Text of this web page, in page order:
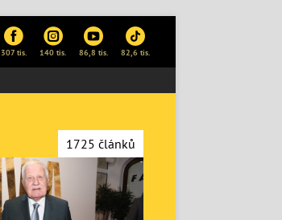
307 tis. 140 tis. 86,8 tis. 82,6 tis.
1725 článků